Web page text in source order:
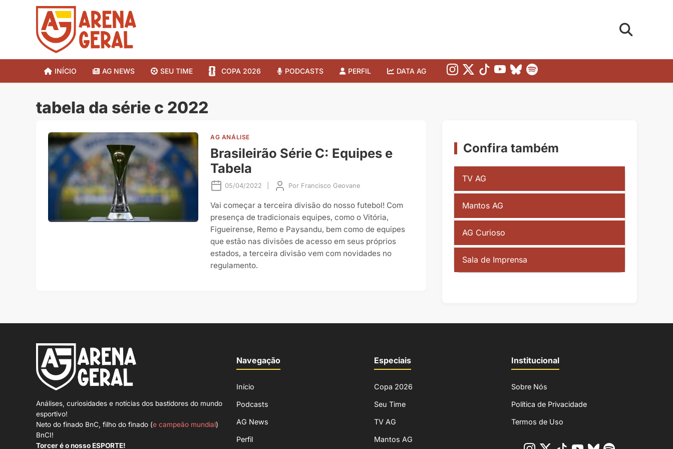
INÍCIO AG NEWS SEU TIME COPA 2026 PODCASTS PERFIL DATA AG
tabela da série c 2022
AG ANÁLISE
Brasileirão Série C: Equipes e
Tabela
05/04/2022 Por Francisco Geovane
Vai começar a terceira divisão do nosso futebol! Com
presença de tradicionais equipes, como o Vitória,
Figueirense, Remo e Paysandu, bem como de equipes
que estão nas divisões de acesso em seus próprios
estados, a terceira divisão vem com novidades no
regulamento.
Confira também
TV AG
Mantos AG
AG Curioso
Sala de Imprensa
Análises, curiosidades e notícias dos bastidores do mundo
esportivo!
Neto do finado BnC, filho do finado (e campeão mundial)
BnCI!
Torcer é o nosso ESPORTE!
Navegação
Início
Podcasts
AG News
Perfil
Especiais
Copa 2026
Seu Time
TV AG
Mantos AG
Institucional
Sobre Nós
Política de Privacidade
Termos de Uso